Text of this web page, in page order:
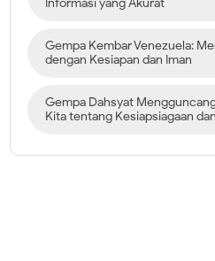
Gempa Kembar Venezuela:
dengan Kesiapan dan Iman
Gempa Dahsyat
Kita tentang Kesiapsiagaan